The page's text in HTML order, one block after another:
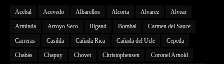
Acebal Acevedo Albarellos Alcorta Alvarez Alvear
Arminda Arroyo Seco Bigand Bombal Carmen del Sauce
Carreras Casilda Cañada Rica Cañada del Ucle Cepeda
Chabás Chapuy Chovet Christophensen Coronel Arnold